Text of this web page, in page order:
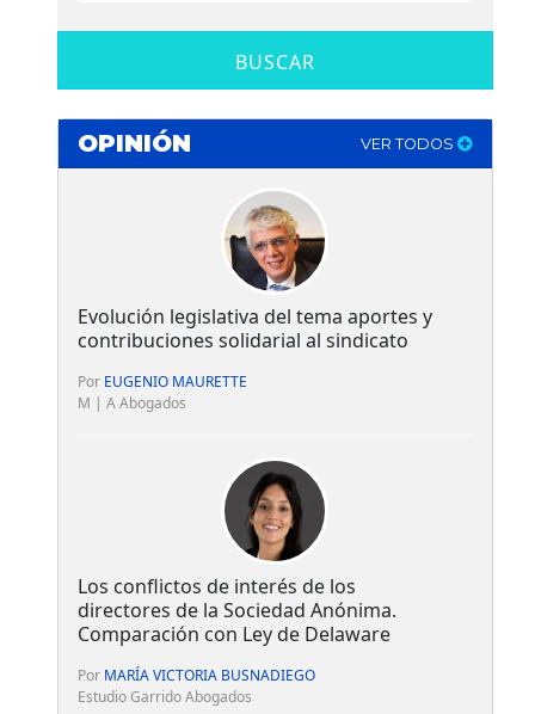
BUSCAR
OPINIÓN VER TODOS
Evolución legislativa del tema aportes y
contribuciones solidarial al sindicato
Por EUGENIO MAURETTE
M | A Abogados
Los conflictos de interés de los
directores de la Sociedad Anónima.
Comparación con Ley de Delaware
Por MARÍA VICTORIA BUSNADIEGO
Estudio Garrido Abogados